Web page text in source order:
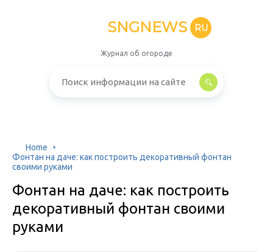
SNGNEWS RU
Журнал об огороде
Home
Фонтан на даче: как построить декоративный фонтан
своими руками
Фонтан на даче: как построить
декоративный фонтан своими
руками